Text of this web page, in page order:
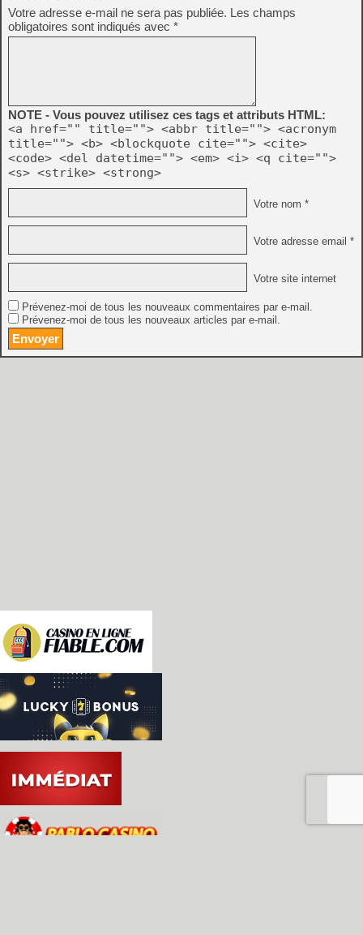
Votre adresse e-mail ne sera pas publiée. Les champs
obligatoires sont indiqués avec *
NOTE - Vous pouvez utilisez ces tags et attributs HTML:
<a href="" title=""> <abbr title=""> <acronym
title=""> <b> <blockquote cite=""> <cite>
<code> <del datetime=""> <em> <i> <q cite="">
<s> <strike> <strong>
Votre nom *
Votre adresse email *
Votre site internet
Prévenez-moi de tous les nouveaux commentaires par e-mail.
Prévenez-moi de tous les nouveaux articles par e-mail.